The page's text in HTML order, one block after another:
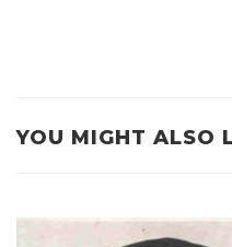
YOU MIGHT ALSO